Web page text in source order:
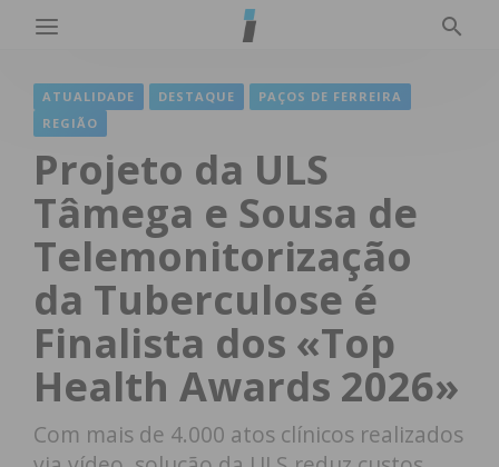
ATUALIDADE DESTAQUE
PAÇOS DE FERREIRA
REGIÃO
Projeto da ULS
Tâmega e Sousa de
Telemonitorização
da Tuberculose é
Finalista dos «Top
Health Awards 2026»
Com mais de 4.000 atos clínicos realizados